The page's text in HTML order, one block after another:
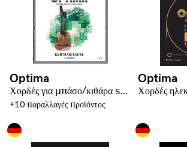
Optima
Χορδές για μπάσο/κιθάρα strum
+10 παραλλαγές προϊόντος
Optima
Χορδές